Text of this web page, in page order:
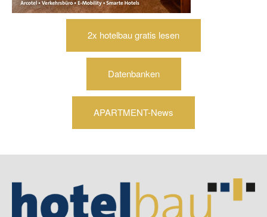
2x hotelbau gratis lesen
Datenbanken
APARTMENT-News